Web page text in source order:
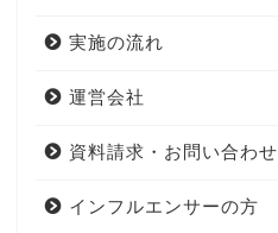
実施の流れ
運営会社
資料請求・お問い合わせ
インフルエンサーの方